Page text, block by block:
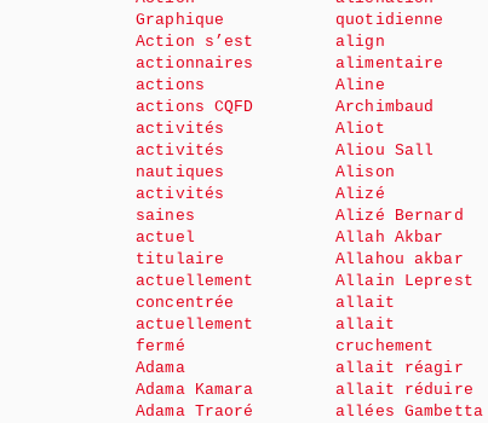
Graphique
Action s’est
actionnaires
actions
actions CQFD
activités
activités
nautiques
activités
saines
actuel
titulaire
actuellement
concentrée
actuellement
fermé
Adama
Adama Kamara
Adama Traoré
quotidienne
align
alimentaire
Aline
Archimbaud
Aliot
Aliou Sall
Alison
Alizé
Alizé Bernard
Allah Akbar
Allahou akbar
Allain Leprest
allait
allait
cruchement
allait réagir
allait réduire
allées Gambetta